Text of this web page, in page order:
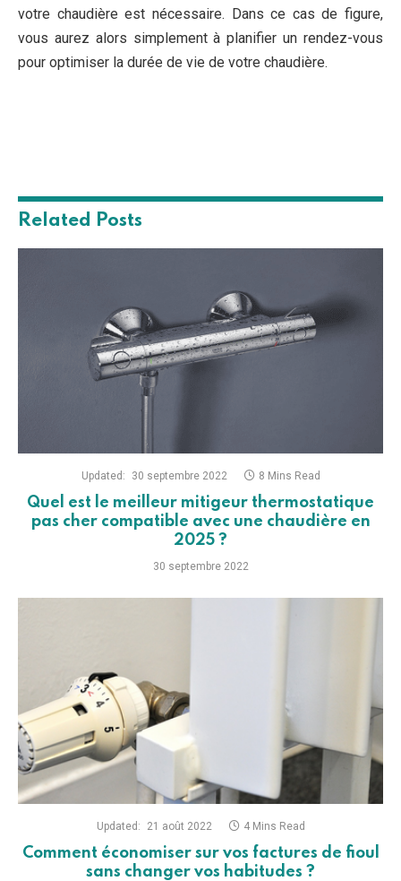
votre chaudière est nécessaire. Dans ce cas de figure,
vous aurez alors simplement à planifier un rendez-vous
pour optimiser la durée de vie de votre chaudière.
Related Posts
Updated: 30 septembre 2022 8 Mins Read
Quel est le meilleur mitigeur thermostatique
pas cher compatible avec une chaudière en
2025 ?
30 septembre 2022
Updated: 21 août 2022 4 Mins Read
Comment économiser sur vos factures de fioul
sans changer vos habitudes ?